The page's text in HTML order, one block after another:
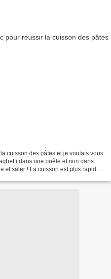
cuisson des pâtes et je voulais vous
dans une poêle et non dans
et saler ! La cuisson est plus rapide